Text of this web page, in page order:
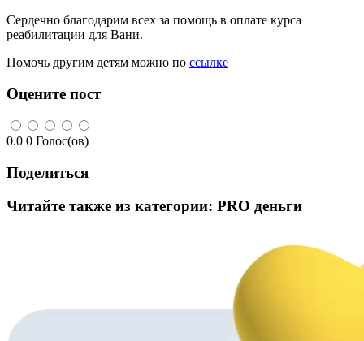
Сердечно благодарим всех за помощь в оплате курса
реабилитации для Вани.
Помочь другим детям можно по ссылке
Оцените пост
0.0 0 Голос(ов)
Поделиться
Читайте также из категории: PRO деньги